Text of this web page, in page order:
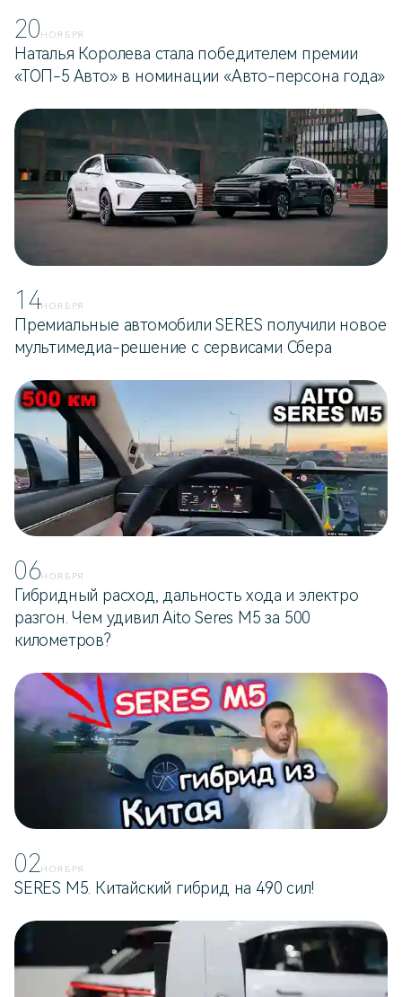
20НОЯБРЯ
Наталья Королева стала победителем премии
«ТОП-5 Авто» в номинации «Авто-персона года»
14НОЯБРЯ
Премиальные автомобили SERES получили новое
мультимедиа-решение с сервисами Сбера
06НОЯБРЯ
Гибридный расход, дальность хода и электро
разгон. Чем удивил Aito Seres M5 за 500
километров?
02НОЯБРЯ
SERES M5. Китайский гибрид на 490 сил!